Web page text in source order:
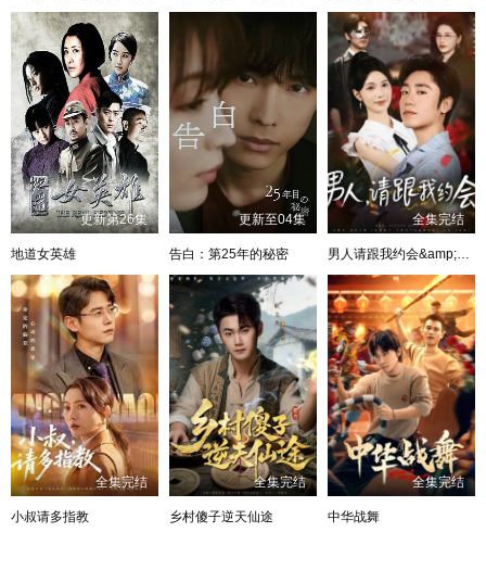
更新第26集
地道女英雄
更新至04集
告白：第25年的秘密
全集完结
男人请跟我约会&amp;当我决定凭实力单身
全集完结
小叔请多指教
全集完结
乡村傻子逆天仙途
全集完结
中华战舞